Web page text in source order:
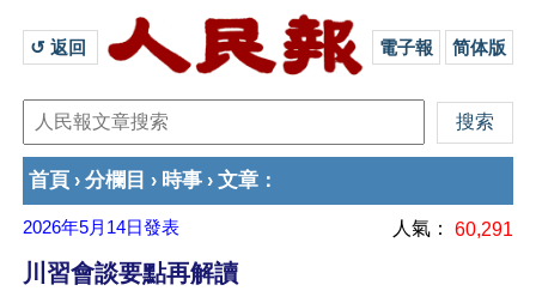
↺ 返回 電子報 简体版
首頁 › 分欄目 › 時事 › 文章 ：
2026年5月14日發表 人氣： 60,291
川習會談要點再解讀